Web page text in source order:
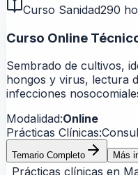
Curso Sanidad290
Curso Online
Sembrado de cultivos,
hongos y virus, lectura
infecciones
Modalidad:Online
Prácticas Clínicas:
Temario Completo Más
Prácticas clínicas en